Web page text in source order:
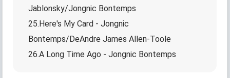
Jablonsky/Jongnic Bontemps
25.Here's My Card - Jongnic
Bontemps/DeAndre James Allen-Toole
26.A Long Time Ago - Jongnic Bontemps